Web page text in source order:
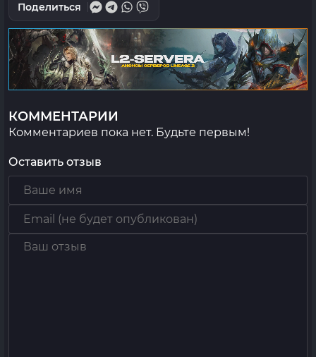
Поделиться
КОММЕНТАРИИ
Комментариев пока нет. Будьте первым!
Оставить отзыв